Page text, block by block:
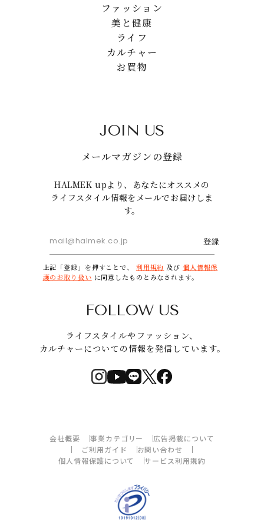
ファッション
美と健康
ライフ
カルチャー
お買物
JOIN US
メールマガジンの登録
HALMEK upより、あなたにオススメの
ライフスタイル情報をメールでお届けしま
す。
登録
上記「登録」を押すことで、 利用規約 及び 個人情報保
護のお取り扱い に同意したものとみなされます。
FOLLOW US
ライフスタイルやファッション、
カルチャーについての情報を発信しています。
会社概要 事業カテゴリー
広告掲載について
ご利用ガイド
お問い合わせ
個人情報保護について
サービス利用規約